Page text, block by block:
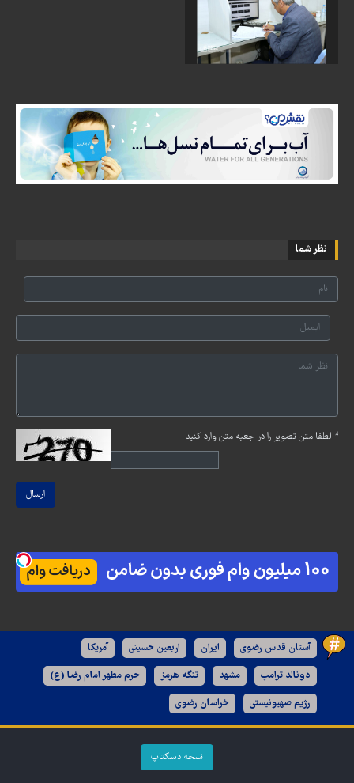
نظر شما
* لطفا متن تصویر را در جعبه متن وارد کنید
ارسال
آستان قدس رضوی ایران اربعین حسینی آمریکا
دونالد ترامپ مشهد تنگه هرمز حرم مطهر امام رضا (ع)
رژیم صهیونیستی خراسان رضوی
نسخه دسکتاپ